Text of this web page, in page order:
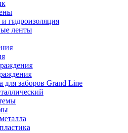
гидроизоляция
ленты
для заборов Grand Line